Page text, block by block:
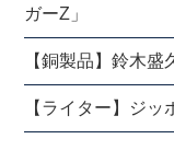
ガーZ」
【銅製品】鈴木盛
【ライター】ジ